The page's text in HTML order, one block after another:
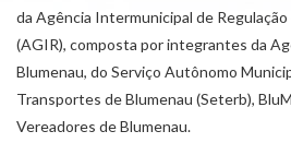
da Agência Intermunicipal de
(AGIR), composta por integrantes da
Blumenau, do Serviço Autônomo
Transportes de Blumenau (Seterb),
Vereadores de Blumenau.